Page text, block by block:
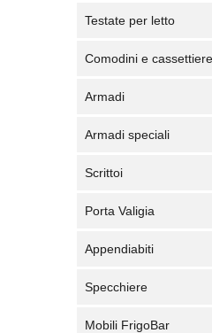
Testate per letto
Comodini e cassettiere
Armadi
Armadi speciali
Scrittoi
Porta Valigia
Appendiabiti
Specchiere
Mobili FrigoBar